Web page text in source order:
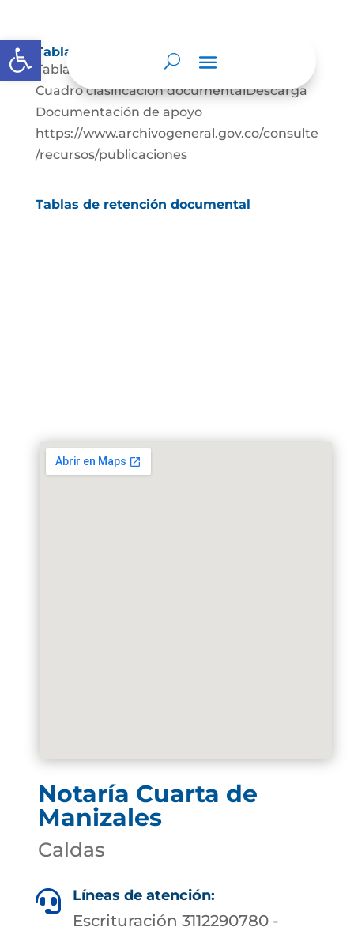
Abrir barra de herramientas
Tablas de retención documental
Tablas de Retención documental Descarga
Cuadro clasificación documentalDescarga
Documentación de apoyo
https://www.archivogeneral.gov.co/consulte
/recursos/publicaciones
Tablas de retención documental
Notaría Cuarta de
Manizales
Caldas
 Líneas de atención:
Escrituración 3112290780 -